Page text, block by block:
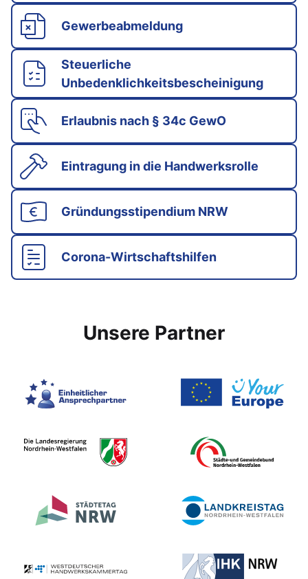
Gewerbeabmeldung
Steuerliche
Unbedenklichkeitsbescheinigung
Erlaubnis nach § 34c GewO
Eintragung in die Handwerksrolle
Gründungsstipendium NRW
Corona-Wirtschaftshilfen
Unsere Partner